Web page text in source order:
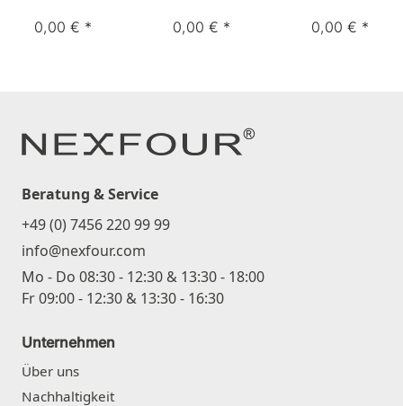
0,00 € * 0,00 € * 0,00 € *
Beratung & Service
+49 (0) 7456 220 99 99
info@nexfour.com
Mo - Do 08:30 - 12:30 & 13:30 - 18:00
Fr 09:00 - 12:30 & 13:30 - 16:30
Unternehmen
Über uns
Nachhaltigkeit